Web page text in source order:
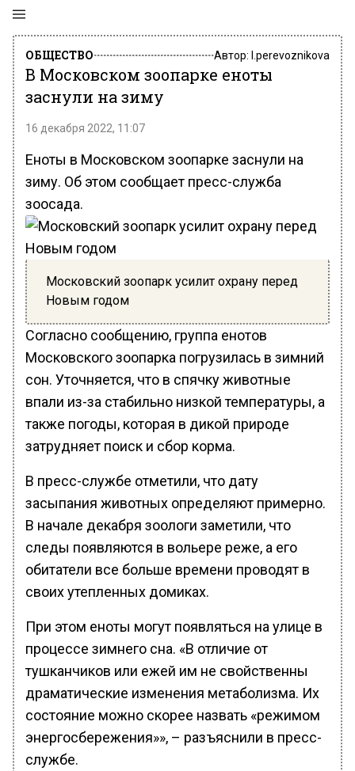
ОБЩЕСТВО Автор: l.perevoznikova
В Московском зоопарке еноты
заснули на зиму
16 декабря 2022, 11:07
Еноты в Московском зоопарке заснули на
зиму. Об этом сообщает пресс-служба
зоосада.
Московский зоопарк усилит охрану перед
Новым годом
Согласно сообщению, группа енотов
Московского зоопарка погрузилась в зимний
сон. Уточняется, что в спячку животные
впали из-за стабильно низкой температуры, а
также погоды, которая в дикой природе
затрудняет поиск и сбор корма.
В пресс-службе отметили, что дату
засыпания животных определяют примерно.
В начале декабря зоологи заметили, что
следы появляются в вольере реже, а его
обитатели все больше времени проводят в
своих утепленных домиках.
При этом еноты могут появляться на улице в
процессе зимнего сна. «В отличие от
тушканчиков или ежей им не свойственны
драматические изменения метаболизма. Их
состояние можно скорее назвать «режимом
энергосбережения»», – разъяснили в пресс-
службе.